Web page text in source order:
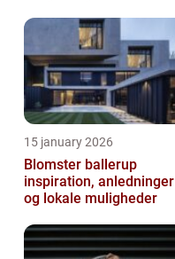
15 january 2026
Blomster ballerup
inspiration, anledninger
og lokale muligheder